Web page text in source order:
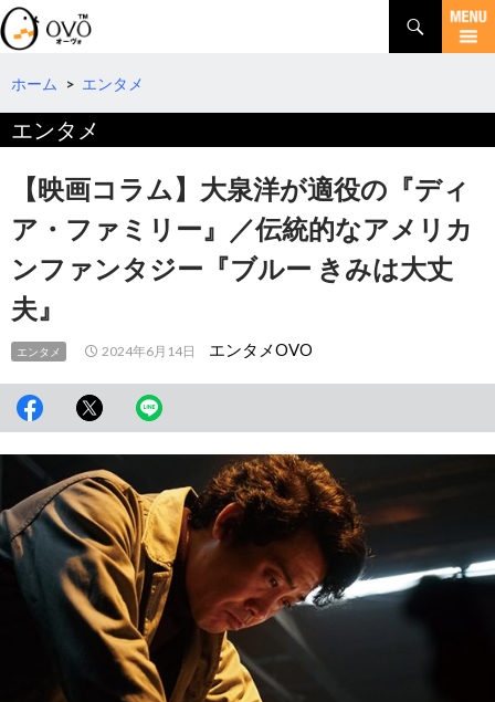
検
索
コ
テ
へ
ホーム > エンタメ
エンタメ
【映画コラム】大泉洋が適役の『ディ
ア・ファミリー』／伝統的なアメリカ
ンファンタジー『ブルー きみは大丈
夫』
エンタメ 2024年6月14日 エンタメOVO